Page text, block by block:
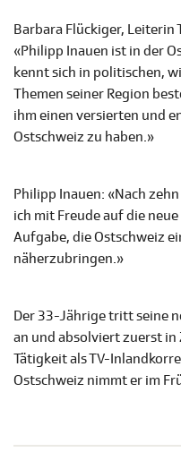
Barbara Flückiger,
«Philipp Inauen ist in der
kennt sich in politischen,
Themen seiner Region
ihm einen versierten und
Ostschweiz zu haben.»
Philipp Inauen: «Nach
ich mit Freude auf die
Aufgabe, die Ostschweiz
näherzubringen.»
Der 33-Jährige tritt seine
an und absolviert zuerst
Tätigkeit als TV-
Ostschweiz nimmt er im